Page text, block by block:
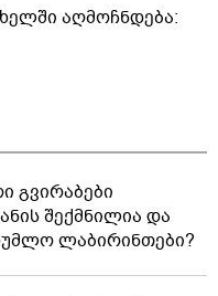
აღმოჩნდება:
გვირაბები
შექმნილია და
ლაბირინთები?